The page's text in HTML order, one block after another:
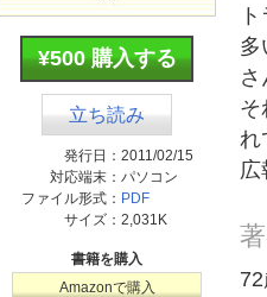
¥500 購入する
立ち読み
発行日： 2011/02/15
対応端末： パソコン
ファイル形式： PDF
サイズ： 2,031K
書籍を購入
Amazonで購入
多
そ
れ
広